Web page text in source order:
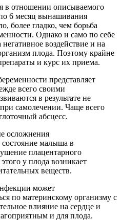
в отношении описываемого
6 месяц вынашивания
более гладко, чем борьба
Однако и само по себе
воздействие и на
плода. Поэтому крайне
и курс их приема.
представляет
всего своими
в результате не
самолечении. Чаще всего
абсцесс.
осложнения
малыша в
плацентарного
у плода возникает
веществ.
может
по материнскому организму с
влияние на сердце и
и для плода.